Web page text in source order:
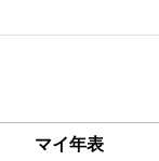
マイ年表